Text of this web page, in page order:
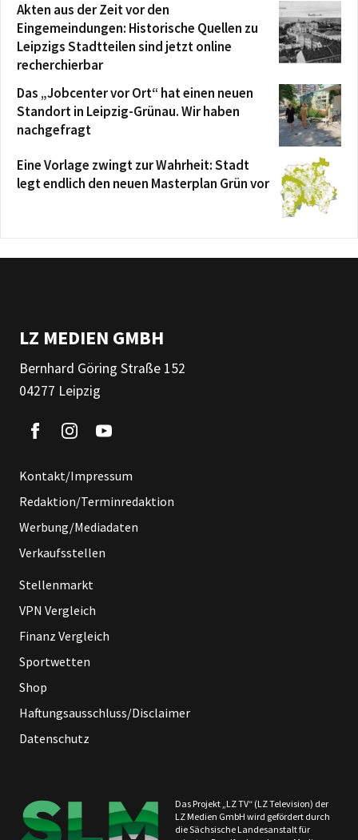
Akten aus der Zeit vor den
Eingemeindungen: Historische Quellen zu
Leipzigs Stadtteilen sind jetzt online
recherchierbar
Das „Jobcenter vor Ort“ hat einen neuen
Standort in Leipzig-Grünau. Wir haben
nachgefragt
Eine Vorlage zwingt zur Wahrheit: Stadt
legt endlich den neuen Masterplan Grün vor
LZ MEDIEN GMBH
Bernhard Göring Straße 152
04277 Leipzig
Kontakt/Impressum
Redaktion/Terminredaktion
Werbung/Mediadaten
Verkaufsstellen
Stellenmarkt
VPN Vergleich
Finanz Vergleich
Sportwetten
Shop
Haftungsausschluss/Disclaimer
Datenschutz
Das Projekt „LZ TV“ (LZ Television) der
LZ Medien GmbH wird gefördert durch
die Sächsische Landesanstalt für